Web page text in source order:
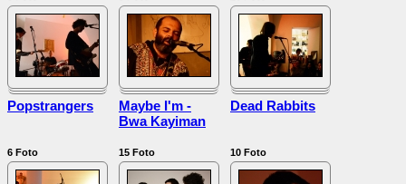
Popstrangers
6 Foto
Maybe I'm -
Bwa Kayiman
15 Foto
Dead Rabbits
10 Foto